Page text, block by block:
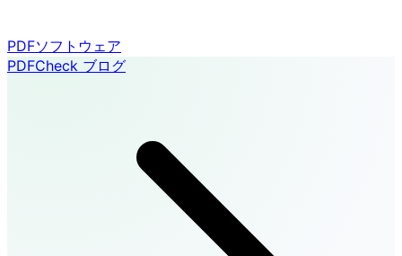
PDFソフトウェア
PDFCheck ブログ